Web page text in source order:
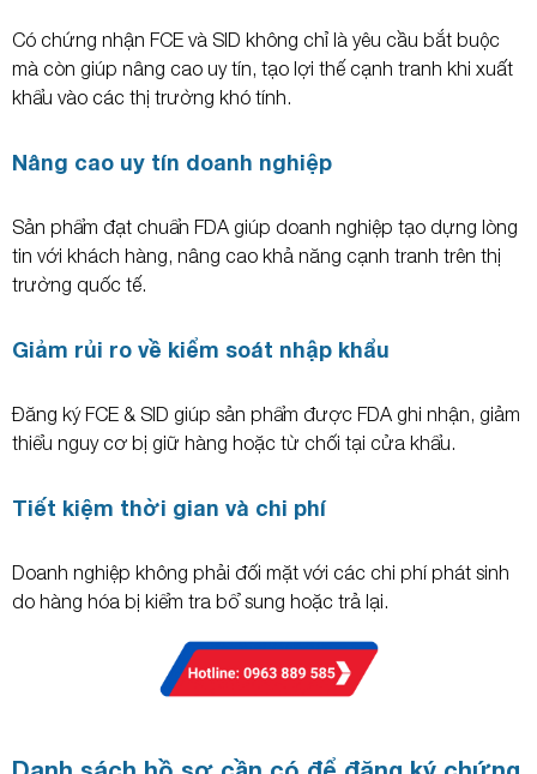
Có chứng nhận FCE và SID không chỉ là yêu cầu bắt buộc
mà còn giúp nâng cao uy tín, tạo lợi thế cạnh tranh khi xuất
khẩu vào các thị trường khó tính.
Nâng cao uy tín doanh nghiệp
Sản phẩm đạt chuẩn FDA giúp doanh nghiệp tạo dựng lòng
tin với khách hàng, nâng cao khả năng cạnh tranh trên thị
trường quốc tế.
Giảm rủi ro về kiểm soát nhập khẩu
Đăng ký FCE & SID giúp sản phẩm được FDA ghi nhận, giảm
thiểu nguy cơ bị giữ hàng hoặc từ chối tại cửa khẩu.
Tiết kiệm thời gian và chi phí
Doanh nghiệp không phải đối mặt với các chi phí phát sinh
do hàng hóa bị kiểm tra bổ sung hoặc trả lại.